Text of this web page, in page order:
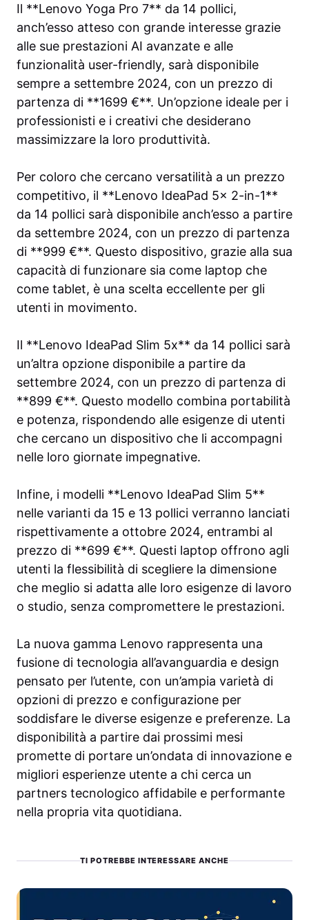
Il **Lenovo Yoga Pro 7** da 14 pollici,
anch’esso atteso con grande interesse grazie
alle sue prestazioni AI avanzate e alle
funzionalità user-friendly, sarà disponibile
sempre a settembre 2024, con un prezzo di
partenza di **1699 €**. Un’opzione ideale per i
professionisti e i creativi che desiderano
massimizzare la loro produttività.
Per coloro che cercano versatilità a un prezzo
competitivo, il **Lenovo IdeaPad 5x 2-in-1**
da 14 pollici sarà disponibile anch’esso a partire
da settembre 2024, con un prezzo di partenza
di **999 €**. Questo dispositivo, grazie alla sua
capacità di funzionare sia come laptop che
come tablet, è una scelta eccellente per gli
utenti in movimento.
Il **Lenovo IdeaPad Slim 5x** da 14 pollici sarà
un’altra opzione disponibile a partire da
settembre 2024, con un prezzo di partenza di
**899 €**. Questo modello combina portabilità
e potenza, rispondendo alle esigenze di utenti
che cercano un dispositivo che li accompagni
nelle loro giornate impegnative.
Infine, i modelli **Lenovo IdeaPad Slim 5**
nelle varianti da 15 e 13 pollici verranno lanciati
rispettivamente a ottobre 2024, entrambi al
prezzo di **699 €**. Questi laptop offrono agli
utenti la flessibilità di scegliere la dimensione
che meglio si adatta alle loro esigenze di lavoro
o studio, senza compromettere le prestazioni.
La nuova gamma Lenovo rappresenta una
fusione di tecnologia all’avanguardia e design
pensato per l’utente, con un’ampia varietà di
opzioni di prezzo e configurazione per
soddisfare le diverse esigenze e preferenze. La
disponibilità a partire dai prossimi mesi
promette di portare un’ondata di innovazione e
migliori esperienze utente a chi cerca un
partners tecnologico affidabile e performante
nella propria vita quotidiana.
TI POTREBBE INTERESSARE ANCHE